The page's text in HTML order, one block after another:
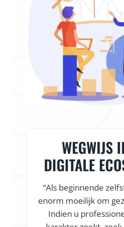
WEGWIJS
DIGITALE
“Als beginnende
enorm moeilijk om
Indien u